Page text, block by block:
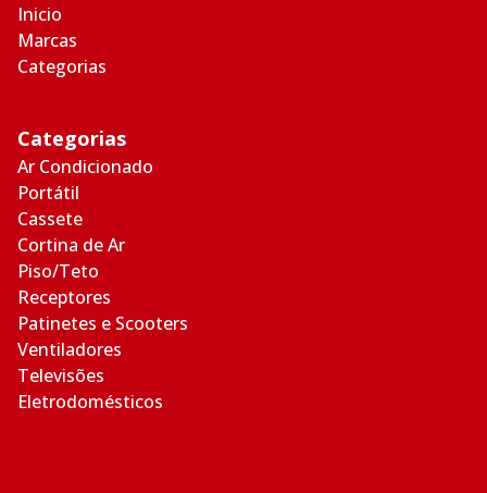
Inicio
Marcas
Categorias
Categorias
Ar Condicionado
Portátil
Cassete
Cortina de Ar
Piso/Teto
Receptores
Patinetes e Scooters
Ventiladores
Televisões
Eletrodomésticos